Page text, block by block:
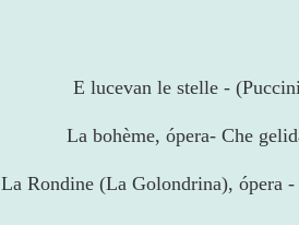
E lucevan le stelle -
La bohème, ópera- Che
La Rondine (La Golondrina), ópera